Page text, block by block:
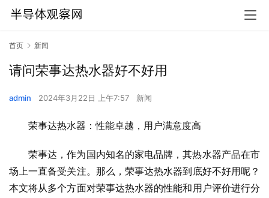
首页 新闻
请问荣事达热水器好不好用
admin 2024年3月22日 上午7:57 新闻
荣事达热水器：性能卓越，用户满意度高
荣事达，作为国内知名的家电品牌，其热水器产品在市
场上一直备受关注。那么，荣事达热水器到底好不好用呢？
本文将从多个方面对荣事达热水器的性能和用户评价进行分